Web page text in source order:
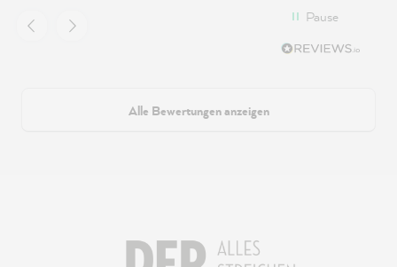
Pause
Alle Bewertungen anzeigen